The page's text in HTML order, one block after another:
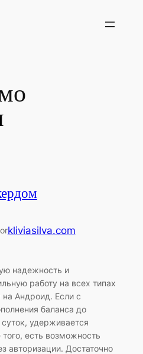
kliviasilva.com
надежность и
работу на всех типах
на Андроид. Если с
баланса до
удерживается
есть возможность
авторизации. Достаточно